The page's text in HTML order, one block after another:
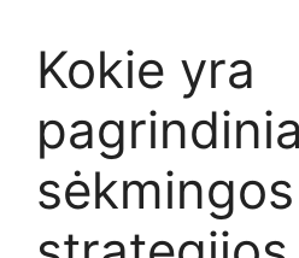
Kokie yra
sėkmingos